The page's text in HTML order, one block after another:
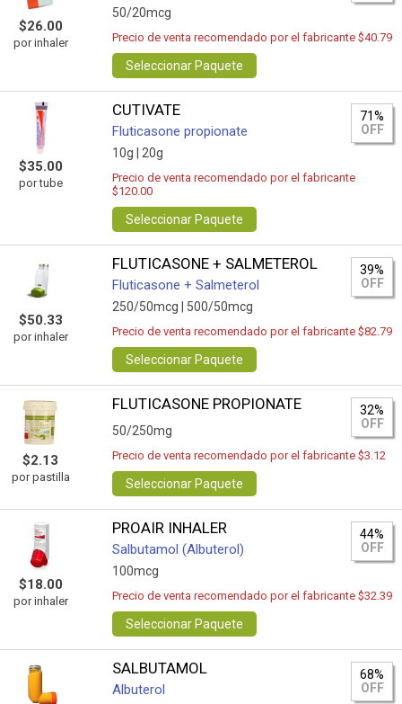
$26.00
por inhaler
50/20mcg
Precio de venta recomendado por el fabricante $40.79
Seleccionar Paquete
$35.00
por tube
CUTIVATE
Fluticasone propionate
10g | 20g
71%
OFF
Precio de venta recomendado por el fabricante
$120.00
Seleccionar Paquete
$50.33
por inhaler
FLUTICASONE + SALMETEROL
Fluticasone + Salmeterol
250/50mcg | 500/50mcg
39%
OFF
Precio de venta recomendado por el fabricante $82.79
Seleccionar Paquete
$2.13
por pastilla
FLUTICASONE PROPIONATE
50/250mg
32%
OFF
Precio de venta recomendado por el fabricante $3.12
Seleccionar Paquete
$18.00
por inhaler
PROAIR INHALER
Salbutamol (Albuterol)
100mcg
44%
OFF
Precio de venta recomendado por el fabricante $32.39
Seleccionar Paquete
SALBUTAMOL
Albuterol
68%
OFF